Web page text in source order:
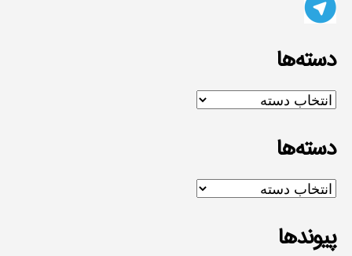
دسته‌ها
دسته‌ها
دسته‌ها
دسته‌ها
پیوندها